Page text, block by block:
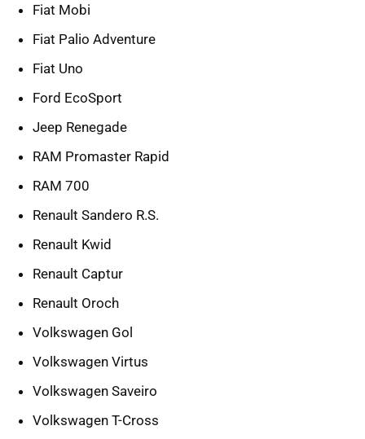
Fiat Mobi
Fiat Palio Adventure
Fiat Uno
Ford EcoSport
Jeep Renegade
RAM Promaster Rapid
RAM 700
Renault Sandero R.S.
Renault Kwid
Renault Captur
Renault Oroch
Volkswagen Gol
Volkswagen Virtus
Volkswagen Saveiro
Volkswagen T-Cross